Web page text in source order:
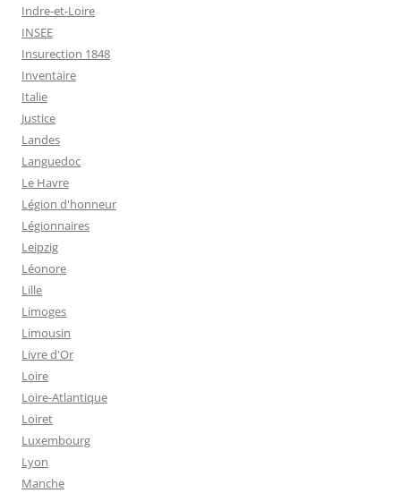
Indre-et-Loire
INSEE
Insurection 1848
Inventaire
Italie
Justice
Landes
Languedoc
Le Havre
Légion d'honneur
Légionnaires
Leipzig
Léonore
Lille
Limoges
Limousin
Livre d'Or
Loire
Loire-Atlantique
Loiret
Luxembourg
Lyon
Manche